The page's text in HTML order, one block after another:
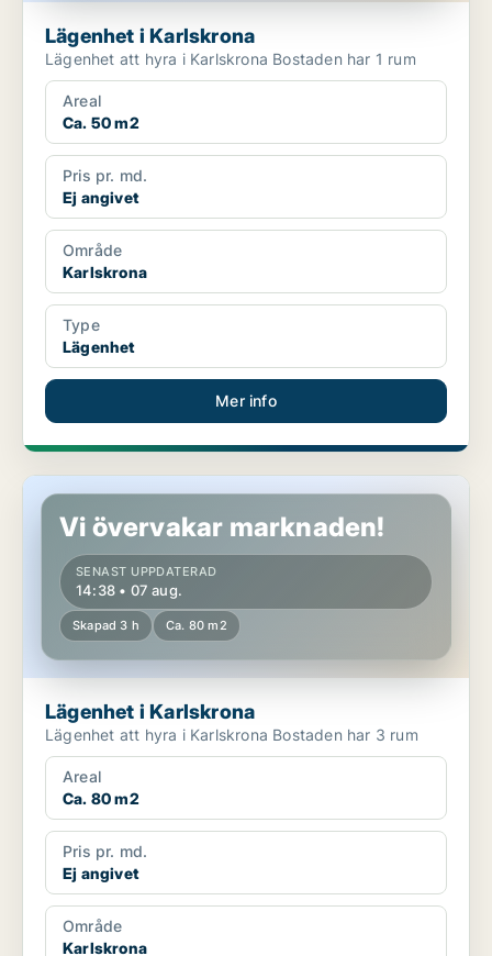
Lägenhet i Karlskrona
Lägenhet att hyra i Karlskrona Bostaden har 1 rum
Areal
Ca. 50 m2
Pris pr. md.
Ej angivet
Område
Karlskrona
Type
Lägenhet
Mer info
Lägenhet i Karlskrona
Vi övervakar marknaden!
SENAST UPPDATERAD
14:38 • 07 aug.
Skapad 3 h Ca. 80 m2
Lägenhet i Karlskrona
Lägenhet att hyra i Karlskrona Bostaden har 3 rum
Areal
Ca. 80 m2
Pris pr. md.
Ej angivet
Område
Karlskrona